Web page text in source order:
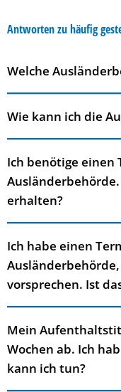
Antworten zu häufig
Welche
Wie kann ich die
Ich benötige einen
erhalten?
Ich habe einen
vorsprechen. Ist
Mein
Wochen ab. Ich
kann ich tun?